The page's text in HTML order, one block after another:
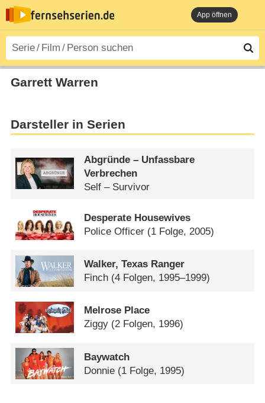
App öffnen
Garrett Warren
Darsteller in Serien
Abgründe – Unfassbare
Verbrechen
Self – Survivor
Desperate Housewives
Police Officer (1 Folge, 2005)
Walker, Texas Ranger
Finch (4 Folgen, 1995–1999)
Melrose Place
Ziggy (2 Folgen, 1996)
Baywatch
Donnie (1 Folge, 1995)